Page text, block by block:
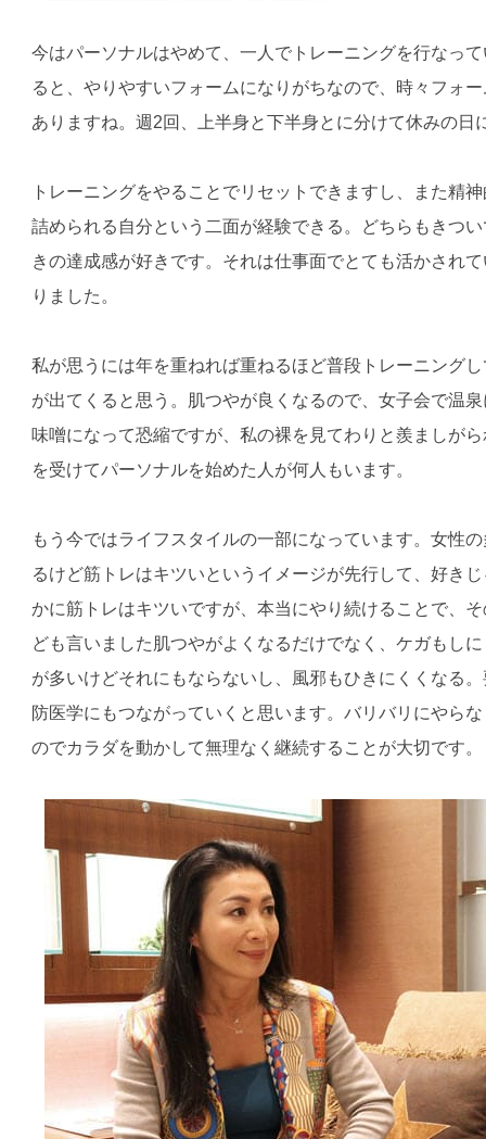
今はパーソナルはやめて、一人でトレーニングを行なっ
ると、やりやすいフォームになりがちなので、時々フォ
ありますね。週2回、上半身と下半身とに分けて休みの日
トレーニングをやることでリセットできますし、また精
詰められる自分という二面が経験できる。どちらもきつ
きの達成感が好きです。それは仕事面でとても活かされ
りました。
私が思うには年を重ねれば重ねるほど普段トレーニング
が出てくると思う。肌つやが良くなるので、女子会で温
味噌になって恐縮ですが、私の裸を見てわりと羨ましが
を受けてパーソナルを始めた人が何人もいます。
もう今ではライフスタイルの一部になっています。女性
るけど筋トレはキツいというイメージが先行して、好き
かに筋トレはキツいですが、本当にやり続けることで、
ども言いました肌つやがよくなるだけでなく、ケガもし
が多いけどそれにもならないし、風邪もひきにくくなる
防医学にもつながっていくと思います。バリバリにやら
のでカラダを動かして無理なく継続することが大切です。